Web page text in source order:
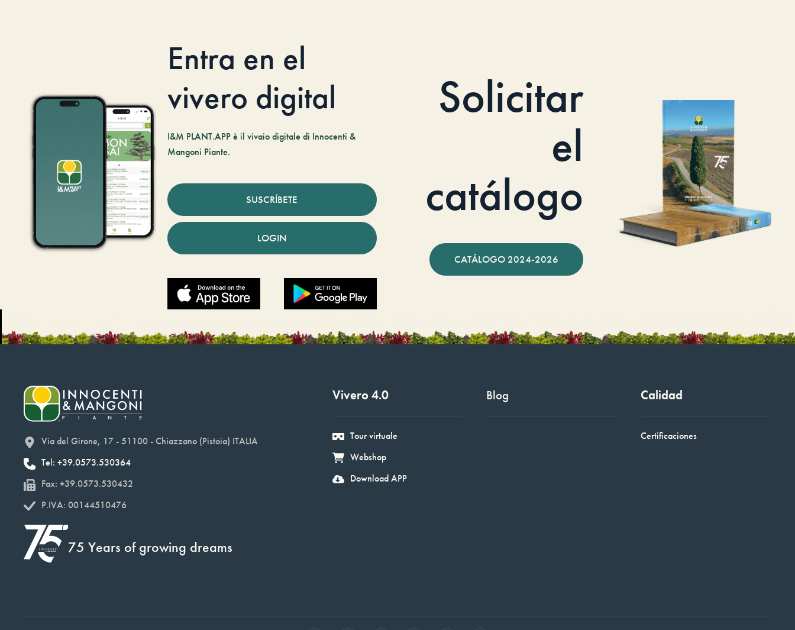
Entra en el
vivero digital
I&M PLANT.APP è il vivaio digitale di Innocenti &
Mangoni Piante.
SUSCRÍBETE
LOGIN
Solicitar
el
catálogo
CATÁLOGO 2024-2026
Via del Girone, 17 - 51100 - Chiazzano (Pistoia) ITALIA
Tel: +39.0573.530364
Fax: +39.0573.530432
P.IVA: 00144510476
75 Years of growing dreams
Vivero 4.0
Tour virtuale
Webshop
Download APP
Blog Calidad
Certificaciones